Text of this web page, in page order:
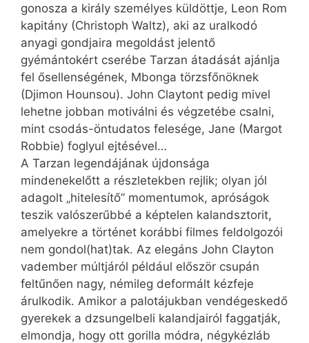
gonosza a király személyes küldöttje, Leon Rom
kapitány (Christoph Waltz), aki az uralkodó
anyagi gondjaira megoldást jelentő
gyémántokért cserébe Tarzan átadását ajánlja
fel ősellenségének, Mbonga törzsfőnöknek
(Djimon Hounsou). John Claytont pedig mivel
lehetne jobban motiválni és végzetébe csalni,
mint csodás-öntudatos felesége, Jane (Margot
Robbie) foglyul ejtésével…
A Tarzan legendájának újdonsága
mindenekelőtt a részletekben rejlik; olyan jól
adagolt „hitelesítő” momentumok, apróságok
teszik valószerűbbé a képtelen kaland­sztorit,
amelyekre a történet korábbi filmes feldolgozói
nem gondol(hat)tak. Az elegáns John Clayton
vadember múltjáról például először csupán
feltűnően nagy, némileg deformált kézfeje
árulkodik. Amikor a palotájukban vendégeskedő
gyerekek a dzsungelbeli kalandjairól faggatják,
elmondja, hogy ott gorilla módra, négykézláb